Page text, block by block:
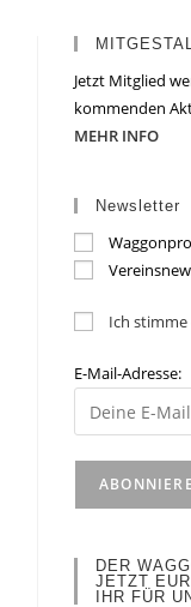
Jetzt Mitglied
kommenden
MEHR INFO
Newsletter
Ich
E-Mail-Adresse:
DER
JETZT
IHR FÜR